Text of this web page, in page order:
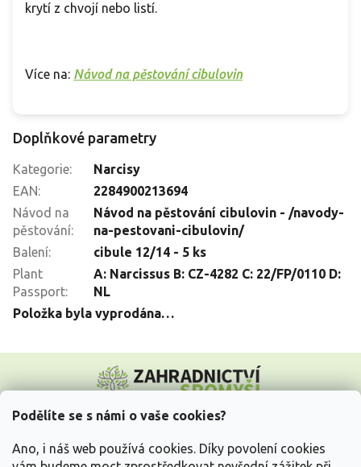
Podělíte se s námi o vaše cookies?
Ano, i náš web používá cookies. Díky povolení cookies
krytí z chvojí nebo listí.
Více na: Návod na pěstování cibulovin
Doplňkové parametry
Kategorie:
Narcisy
EAN:
2284900213694
Návod na
pěstování:
Návod na pěstování cibulovin - /navody-
na-pestovani-cibulovin/
Balení:
cibule 12/14 - 5 ks
Plant
Passport:
A: Narcissus B: CZ-4282 C: 22/FP/0110 D:
NL
Položka byla vyprodána…
p
Vše o nákupu